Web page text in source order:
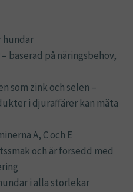
hundar
baserad på näringsbehov,
som zink och selen –
i djuraffärer kan mäta
A, C och E
och är försedd med
i alla storlekar